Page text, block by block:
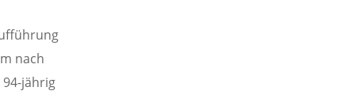
nach
94-jährig